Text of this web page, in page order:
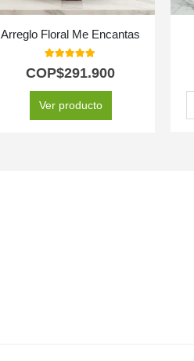
Arreglo Floral Me Encantas
5.00
COP$291.900
Ver producto